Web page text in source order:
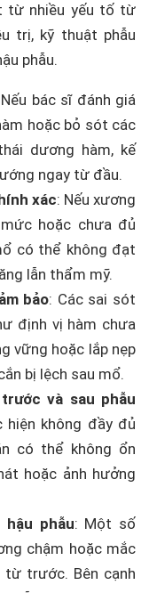
từ nhiều yếu tố từ
trị, kỹ thuật phẫu
phẫu.
bác sĩ đánh giá
hoặc bỏ sót các
dương hàm, kế
ngay từ đầu.
xác: Nếu xương
hoặc chưa đủ
có thể không đạt
lẫn thẩm mỹ.
bảo: Các sai sót
định vị hàm chưa
vững hoặc lắp nẹp
bị lệch sau mổ.
và sau phẫu
hiện không đầy đủ
có thể không ổn
hoặc ảnh hưởng
phẫu: Một số
chậm hoặc mắc
từ trước. Bên cạnh